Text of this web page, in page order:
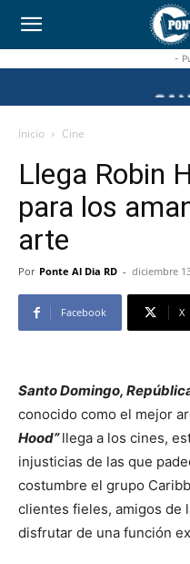
-
Inicio Cine
Llega Robin
para los
arte
Por Ponte Al Dia RD - diciembre
Facebook X
Santo Domingo,
conocido como el mejor
Hood”llega a los cines,
injusticias de las que
costumbre el grupo
clientes fieles, amigos de
disfrutar de una función